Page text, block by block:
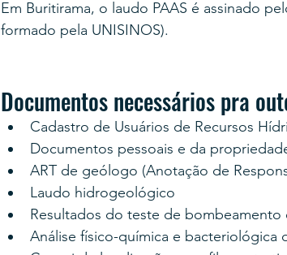
Em Buritirama, o laudo PAAS é assinado
formado pela UNISINOS).
Documentos necessários pra
Cadastro de Usuários de Recursos
Documentos pessoais e da
ART de geólogo (Anotação de
Laudo hidrogeológico
Resultados do teste de bombeamento
Análise físico-química e bacteriológica